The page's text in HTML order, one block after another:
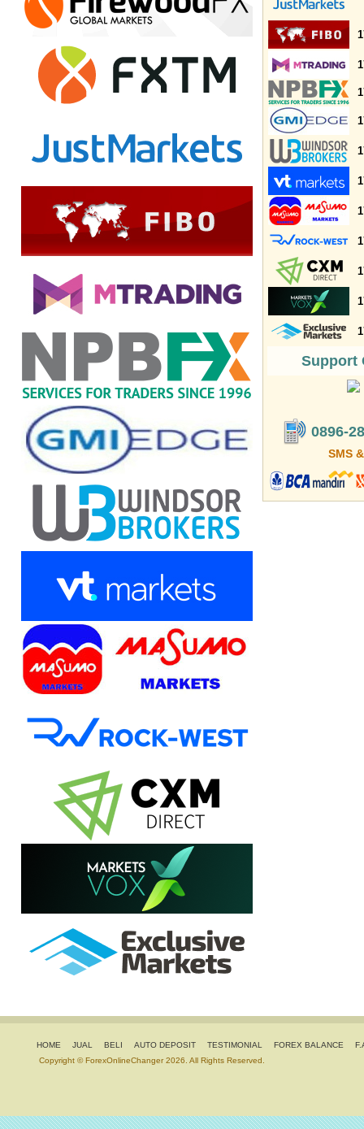
Support
0896-
SMS
HOME JUAL BELI AUTO DEPOSIT TESTIMONIAL FOREX BALANCE
Copyright © ForexOnlineChanger 2026. All Rights Reserved.